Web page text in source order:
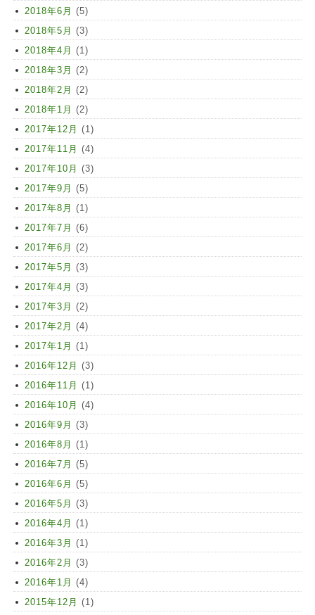
2018年6月 (5)
2018年5月 (3)
2018年4月 (1)
2018年3月 (2)
2018年2月 (2)
2018年1月 (2)
2017年12月 (1)
2017年11月 (4)
2017年10月 (3)
2017年9月 (5)
2017年8月 (1)
2017年7月 (6)
2017年6月 (2)
2017年5月 (3)
2017年4月 (3)
2017年3月 (2)
2017年2月 (4)
2017年1月 (1)
2016年12月 (3)
2016年11月 (1)
2016年10月 (4)
2016年9月 (3)
2016年8月 (1)
2016年7月 (5)
2016年6月 (5)
2016年5月 (3)
2016年4月 (1)
2016年3月 (1)
2016年2月 (3)
2016年1月 (4)
2015年12月 (1)